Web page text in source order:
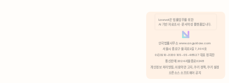
분석 쿠키 허용
Lawvot은 법률업무를 위한
AI 기반 자료조사 · 문서작성 플랫폼입니다.
안국법률사무소 www.anguklaw.com
서울시 종로구 율곡로2길 7, 304호
02)3210-3330 105-05-48527 대표 정희찬
통신판매 2024서울종로0248
개인정보 처리방침, 이용약관 고지, 쿠키 정책, 쿠키 설정
오픈소스 소프트웨어 공지